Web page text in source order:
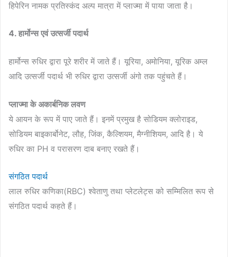
हिपेरिन नामक प्रतिस्कंद अल्प मात्रा में प्लाज्मा में पाया जाता है।
4. हार्मोन्स एवं उत्सर्जी पदार्थ
हार्मोन्स रुधिर द्वारा पूरे शरीर में जाते हैं। यूरिया, अमोनिया, यूरिक अम्ल
आदि उत्सर्जी पदार्थ भी रुधिर द्वारा उत्सर्जी अंगो तक पहुंचते हैं।
प्लाज्मा के अकार्बनिक लवण
ये आयन के रूप में पाए जाते हैं। इनमें प्रमुख है सोडियम क्लोराइड,
सोडियम बाइकार्बोनेट, लौह, जिंक, कैल्शियम, मैग्नीशियम, आदि है। ये
रुधिर का PH व परासरण दाब बनाए रखते हैं।
संगठित पदार्थ
लाल रुधिर कणिका(RBC) श्वेताणु तथा प्लेटलेट्स को सम्मिलित रूप से
संगठित पदार्थ कहते हैं।